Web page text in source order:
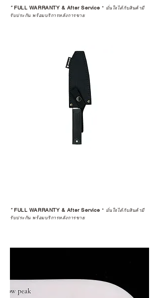
*FULL WARRANTY & After Service * มั่นใจได้กับสินค้ามี
รับประกัน พร้อมบริการหลังการขาย
*FULL WARRANTY & After Service * มั่นใจได้กับสินค้ามี
รับประกัน พร้อมบริการหลังการขาย